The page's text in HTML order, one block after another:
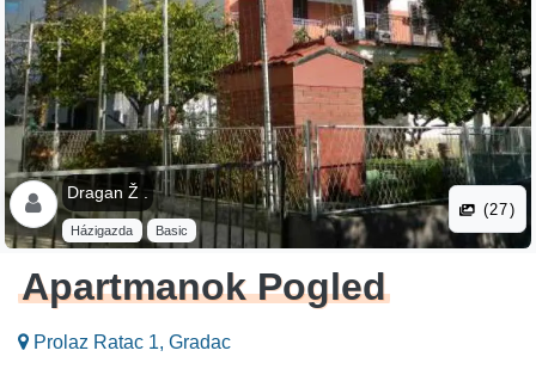
Dragan Ž .
Házigazda Basic
(27)
Apartmanok Pogled
Prolaz Ratac 1, Gradac